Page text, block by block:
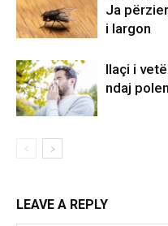
Ja
i largon
Ilaçi i
ndaj
LEAVE A REPLY